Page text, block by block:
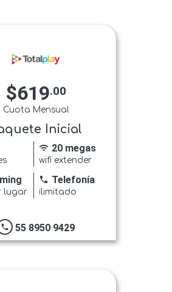
$619.00
Cuota Mensual
Inicial
wifi 20 megas
wifi extender
lugar
phone Telefonía
ilimitado
phone 55 8950 9429